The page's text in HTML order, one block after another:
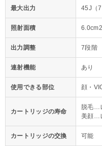
最大出力 45J（
照射面積 6.0cm2
出力調整 7段階
連射機能 あり
使用できる部位 顔・
カートリッジの寿命
脱毛…
美顔…
カートリッジの交換 可能